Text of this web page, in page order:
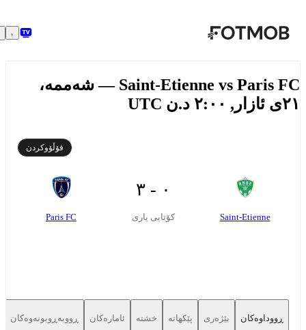
بازبڕە بۆ ناوەڕۆکی سەرەکی
Saint-Etienne vs Paris FC — شەممە،
فۆڵۆوکردن
Saint-Etienne کۆتایی یاری Paris FC
ڕووداوەکان بێژەری پێکهاتە خشتە ئامارەکان ڕووبەڕوبونەوەکان